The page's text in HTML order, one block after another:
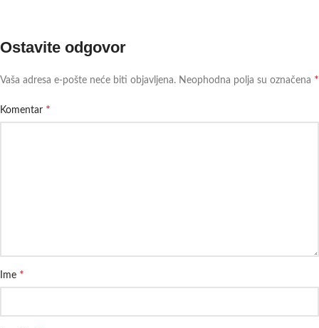
Ostavite odgovor
Vaša adresa e-pošte neće biti objavljena. Neophodna polja su označena *
Komentar *
Ime *